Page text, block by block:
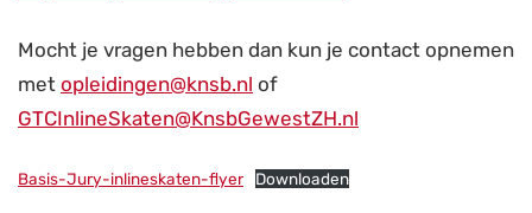
Mocht je vragen hebben dan kun je contact opnemen
met opleidingen@knsb.nl of
GTCInlineSkaten@KnsbGewestZH.nl
Basis-Jury-inlineskaten-flyer Downloaden